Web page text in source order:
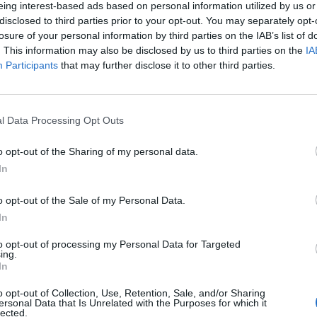
interest-based ads based on personal information utilized by us
to third parties prior to your opt-out. You may separately
of your personal information by third parties on the IAB’s list of
This information may also be disclosed by us to third parties on the
Participants that may further disclose it to other third parties.
Data Processing Opt Outs
opt-out of the Sharing of my personal data.
opt-out of the Sale of my Personal Data.
opt-out of processing my Personal Data for Targeted
opt-out of Collection, Use, Retention, Sale, and/or Sharing
Data that Is Unrelated with the Purposes for which it
2005. szeptember 1-i ülésén döntött a
alaptőke-emelés a 2003. szeptember 1-i rendkívüli
kötvényprogram keretében történt.
értékpapír-alapú ösztönzési rendszer, a résztvevő
jelentős részét a MOL részvények tőzsdei árának
névértéke pedig 10 millió...
portfolio.hu hírarchívumához tartozik, melynek olvasása
tartalmazza:
elmúlt 2 év napon belüli